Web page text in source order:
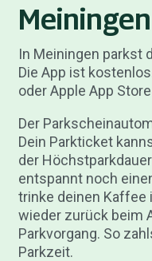
Meiningen
In Meiningen parkst
Die App ist
oder Apple App
Der
Dein Parkticket
der
entspannt noch
trinke deinen Kaffee
wieder zurück beim
Parkvorgang. So
Parkzeit.